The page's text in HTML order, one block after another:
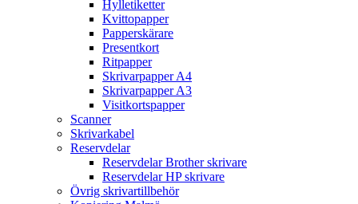
Hylletiketter
Kvittopapper
Papperskärare
Presentkort
Ritpapper
Skrivarpapper A4
Skrivarpapper A3
Visitkortspapper
Scanner
Skrivarkabel
Reservdelar
Reservdelar Brother skrivare
Reservdelar HP skrivare
Övrig skrivartillbehör